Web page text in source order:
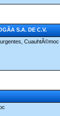
S.A. DE C.V.
CuauhtÃ©moc